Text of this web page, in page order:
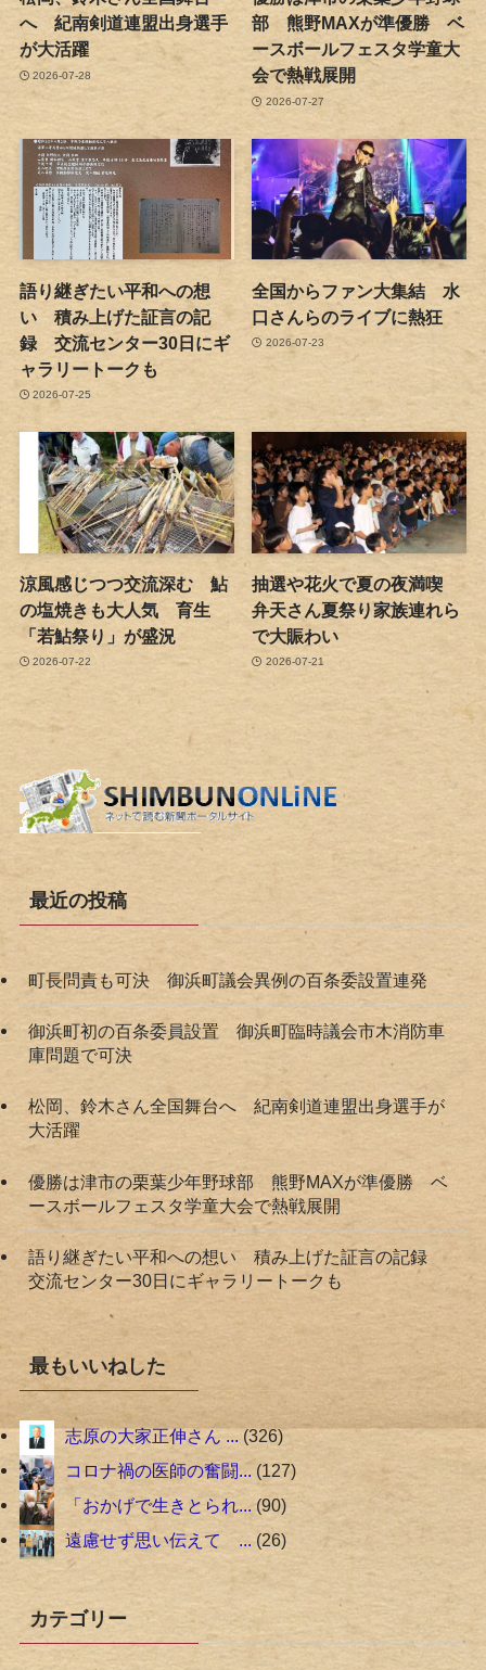
へ 紀南剣道連盟出身選手
が大活躍
2026-07-28
部 熊野MAXが準優勝 ベ
ースボールフェスタ学童大
会で熱戦展開
2026-07-27
語り継ぎたい平和への想
い 積み上げた証言の記
録 交流センター30日にギ
ャラリートークも
2026-07-25
全国からファン大集結 水
口さんらのライブに熱狂
2026-07-23
涼風感じつつ交流深む 鮎
の塩焼きも大人気 育生
「若鮎祭り」が盛況
2026-07-22
抽選や花火で夏の夜満喫
弁天さん夏祭り家族連れら
で大賑わい
2026-07-21
最近の投稿
町長問責も可決 御浜町議会異例の百条委設置連発
御浜町初の百条委員設置 御浜町臨時議会市木消防車
庫問題で可決
松岡、鈴木さん全国舞台へ 紀南剣道連盟出身選手が
大活躍
優勝は津市の栗葉少年野球部 熊野MAXが準優勝 ベ
ースボールフェスタ学童大会で熱戦展開
語り継ぎたい平和への想い 積み上げた証言の記録
交流センター30日にギャラリートークも
最もいいねした
志原の大家正伸さん ... 326
コロナ禍の医師の奮闘... 127
「おかげで生きとられ... 90
遠慮せず思い伝えて ... 26
カテゴリー